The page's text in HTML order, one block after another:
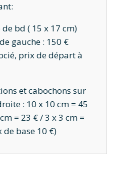
bd ( 15 x 17 cm)
gauche : 150 €
prix de départ à
et cabochons sur
: 10 x 10 cm = 45
= 23 € / 3 x 3 cm =
de base 10 €)